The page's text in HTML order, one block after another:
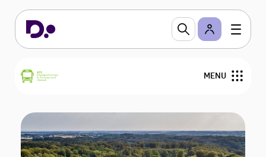
MENU
Nyheder
Overenskomster og personalejura